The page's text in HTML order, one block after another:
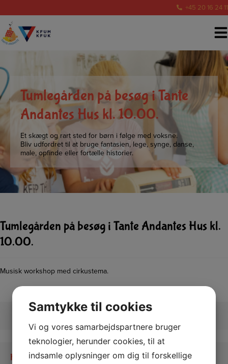
indholdet
+45 20 16 24 11
Tumlegården på besøg i Tante
Andantes Hus kl. 10.00.
Et skægt og rart sted for børn i følge med voksne.
Bliv udfordret til at bruge fantasien, lege, synge, danse,
male, opfinde eller fortælle historier.
Tumlegården på besøg i Tante Andantes Hus kl.
10.00.
Musisk workshop med cirkustema.
Kontakt os
Samtykke til cookies
Vi og vores samarbejdspartnere bruger
teknologier, herunder cookies, til at
indsamle oplysninger om dig til forskellige